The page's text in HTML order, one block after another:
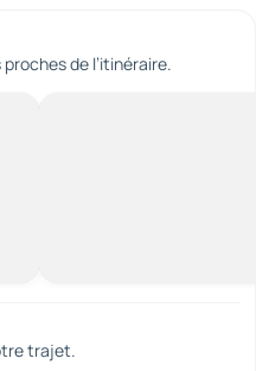
de l’itinéraire.
trajet.